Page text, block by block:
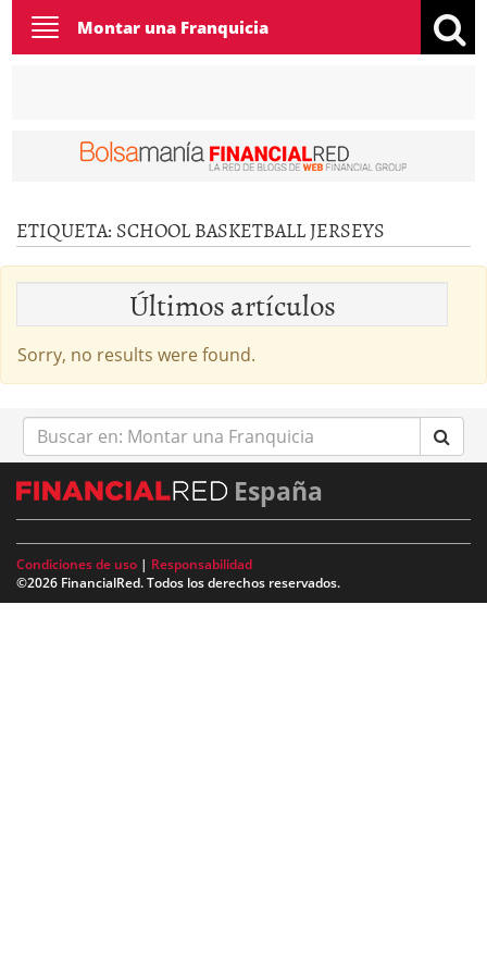
Toggle
navigation
Montar una Franquicia
ETIQUETA: SCHOOL BASKETBALL JERSEYS
Últimos artículos
Sorry, no results were found.
Buscar
en:
España
Condiciones de uso | Responsabilidad
©2026 FinancialRed. Todos los derechos reservados.